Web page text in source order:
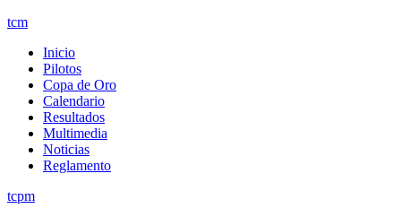
tcm
Inicio
Pilotos
Copa de Oro
Calendario
Resultados
Multimedia
Noticias
Reglamento
tcpm